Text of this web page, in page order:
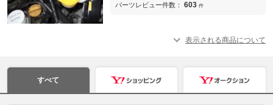
パーツレビュー件数： 603 件
表示される商品について
すべて